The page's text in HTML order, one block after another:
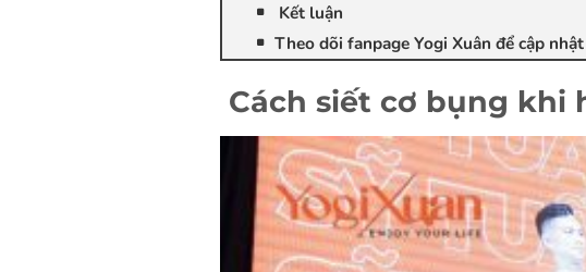
Kết luận
Theo dõi fanpage Yogi Xuân để cập
Cách siết cơ bụng khi